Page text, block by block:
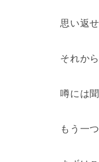
思い返
それか
噂には
もう一